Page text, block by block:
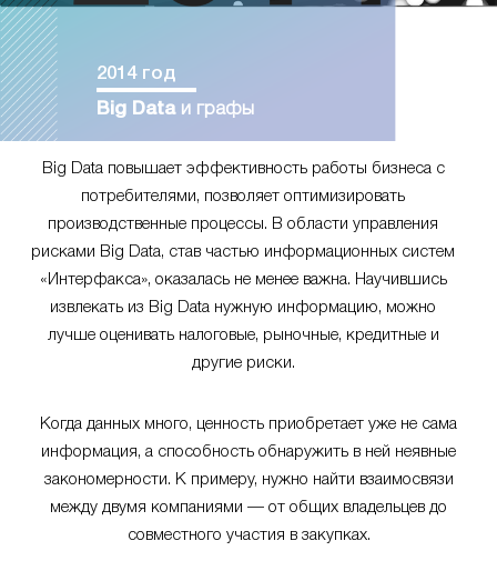
2014 год
Big Dataи графы
Big Data повышает эффективность работы бизнеса с
потребителями, позволяет оптимизировать
производственные процессы. В области управления
рисками Big Data, став частью информационных систем
«Интерфакса», оказалась не менее важна. Научившись
извлекать из Big Data нужную информацию, можно
лучше оценивать налоговые, рыночные, кредитные и
другие риски.
Когда данных много, ценность приобретает уже не сама
информация, а способность обнаружить в ней неявные
закономерности. К примеру, нужно найти взаимосвязи
между двумя компаниями — от общих владельцев до
совместного участия в закупках.